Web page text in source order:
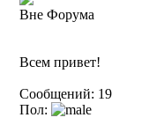
Вне Форума
Всем привет!
Сообщений: 19
Пол: